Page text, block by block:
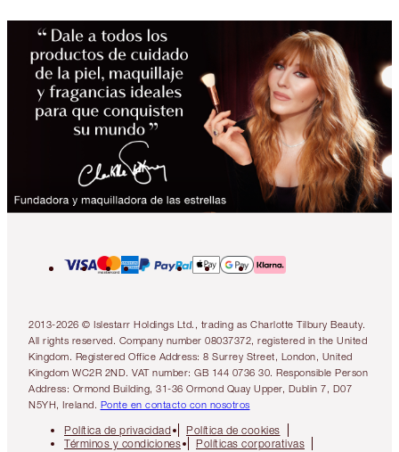
2013-2026 © Islestarr Holdings Ltd., trading as Charlotte Tilbury Beauty.
All rights reserved. Company number 08037372, registered in the United
Kingdom. Registered Office Address: 8 Surrey Street, London, United
Kingdom WC2R 2ND. VAT number: GB 144 0736 30. Responsible Person
Address: Ormond Building, 31-36 Ormond Quay Upper, Dublin 7, D07
N5YH, Ireland. Ponte en contacto con nosotros
Política de privacidad
Política de cookies
Términos y condiciones
Políticas corporativas